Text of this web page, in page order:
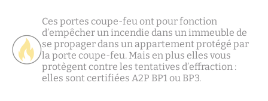
Ces portes coupe-feu ont pour fonction
d’empêcher un incendie dans un immeuble de
se propager dans un appartement protégé par
la porte coupe-feu. Mais en plus elles vous
protègent contre les tentatives d’effraction :
elles sont certifiées A2P BP1 ou BP3.